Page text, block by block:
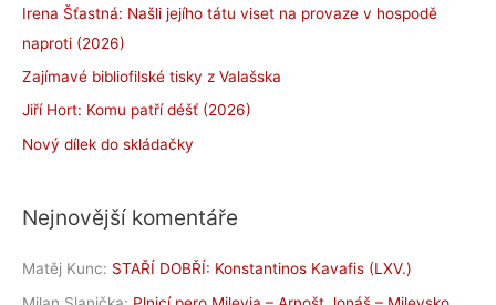
Irena Šťastná: Našli jejího tátu viset na provaze v hospodě
naproti (2026)
Zajímavé bibliofilské tisky z Valašska
Jiří Hort: Komu patří déšť (2026)
Nový dílek do skládačky
Nejnovější komentáře
Matěj Kunc: STAŘÍ DOBŘÍ: Konstantinos Kavafis (LXV.)